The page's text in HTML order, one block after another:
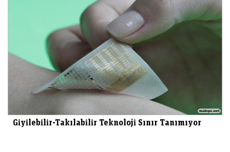
Giyilebilir-Takılabilir Teknoloji Sınır Tanımıyor